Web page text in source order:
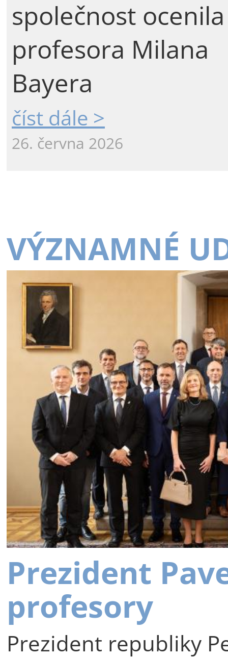
společnost ocenila
profesora Milana
Bayera
číst dále >
26. června 2026
VÝZNAMNÉ
Prezident
profesory
Prezident republiky